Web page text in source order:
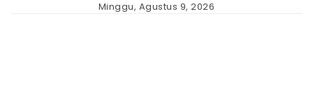
Minggu, Agustus 9, 2026